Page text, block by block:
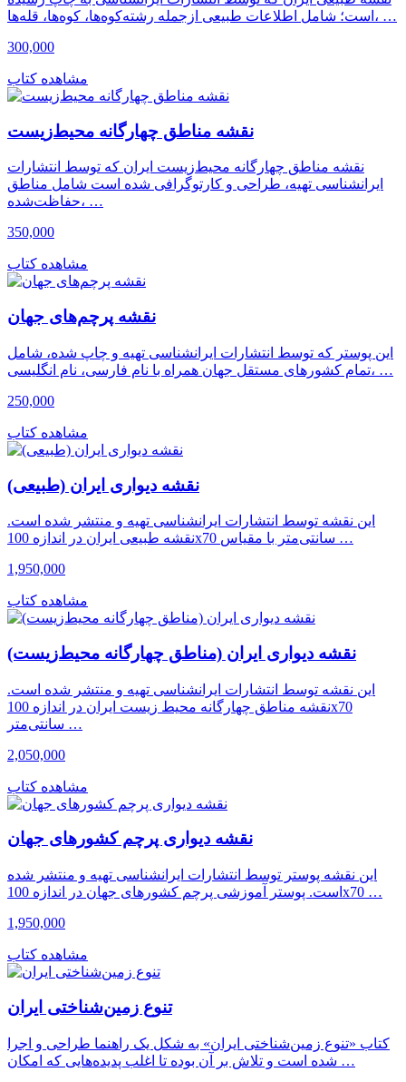
است؛ شامل اطلاعات طبیعی ازجمله رشته‌کوه‌ها، کوه‌ها، قله‌ها، …
300,000
مشاهده کتاب
نقشه مناطق چهارگانه محیط‌زیست
نقشه مناطق چهارگانه محیط‌زیست ایران که توسط انتشارات
ایرانشناسی تهیه، طراحی و کارتوگرافی شده است شامل مناطق
حفاظت‌شده، …
350,000
مشاهده کتاب
نقشه پرچم‌های جهان
این پوستر که توسط انتشارات ایرانشناسی تهیه و چاپ شده، شامل
تمام کشورهای مستقل جهان همراه با نام فارسی، نام انگلیسی، …
250,000
مشاهده کتاب
نقشه دیواری ایران (طبیعی)
این نقشه توسط انتشارات ایرانشناسی تهیه و منتشر شده است.
نقشه طبیعی ایران در اندازه 100x70 سانتی‌متر با مقیاس …
1,950,000
مشاهده کتاب
نقشه دیواری ایران (مناطق چهارگانه محیط‌زیست)
این نقشه توسط انتشارات ایرانشناسی تهیه و منتشر شده است.
نقشه مناطق چهارگانه محیط زیست ایران در اندازه 100x70
سانتی‌متر …
2,050,000
مشاهده کتاب
نقشه دیواری پرچم کشورهای جهان
این نقشه پوستر توسط انتشارات ایرانشناسی تهیه و منتشر شده
است. پوستر آموزشی پرچم کشورهای جهان در اندازه 100x70 …
1,950,000
مشاهده کتاب
تنوع زمین‌شناختی ایران
کتاب «تنوع زمین‌شناختی ایران» به شکل یک راهنما طراحی و اجرا
شده است و تلاش بر آن بوده تا اغلب پدیده‌هایی که امکان …